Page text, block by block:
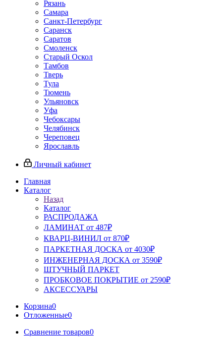
Рязань
Самара
Санкт‑Петербург
Саранск
Саратов
Смоленск
Старый Оскол
Тамбов
Тверь
Тула
Тюмень
Ульяновск
Уфа
Чебоксары
Челябинск
Череповец
Ярославль
Личный кабинет
Главная
Каталог
Назад
Каталог
РАСПРОДАЖА
ЛАМИНАТ от 487₽
КВАРЦ-ВИНИЛ от 870₽
ПАРКЕТНАЯ ДОСКА от 4030₽
ИНЖЕНЕРНАЯ ДОСКА от 3590₽
ШТУЧНЫЙ ПАРКЕТ
ПРОБКОВОЕ ПОКРЫТИЕ от 2590₽
АКСЕССУАРЫ
Корзина0
Отложенные0
Сравнение товаров0